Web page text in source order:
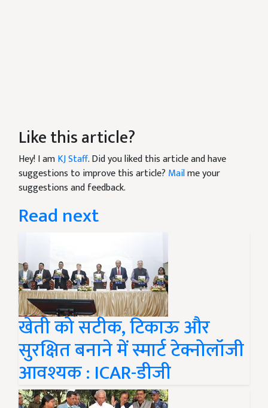
Like this article?
Hey! I amKJ Staff. Did you liked this article and have
suggestions to improve this article? Mailme your
suggestions and feedback.
Read next
खेती को सटीक, टिकाऊ और
सुरक्षित बनाने में स्मार्ट टेक्नोलॉजी
आवश्यक : ICAR-डीजी